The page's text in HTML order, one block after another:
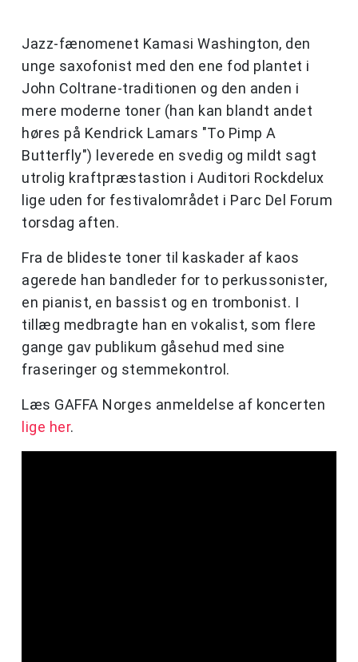
Jazz-fænomenet Kamasi Washington, den
unge saxofonist med den ene fod plantet i
John Coltrane-traditionen og den anden i
mere moderne toner (han kan blandt andet
høres på Kendrick Lamars "To Pimp A
Butterfly") leverede en svedig og mildt sagt
utrolig kraftpræstastion i Auditori Rockdelux
lige uden for festivalområdet i Parc Del Forum
torsdag aften.
Fra de blideste toner til kaskader af kaos
agerede han bandleder for to perkussonister,
en pianist, en bassist og en trombonist. I
tillæg medbragte han en vokalist, som flere
gange gav publikum gåsehud med sine
fraseringer og stemmekontrol.
Læs GAFFA Norges anmeldelse af koncerten
lige her.